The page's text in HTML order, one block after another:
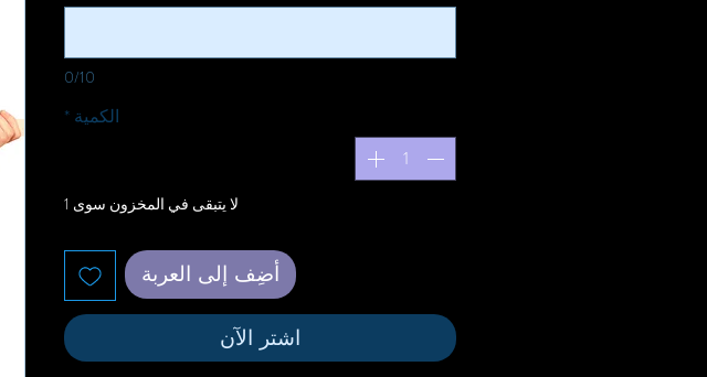
0/10
الكمية *
لا يتبقى في المخزون سوى 1
أضِف إلى العربة
اشترِ الآن